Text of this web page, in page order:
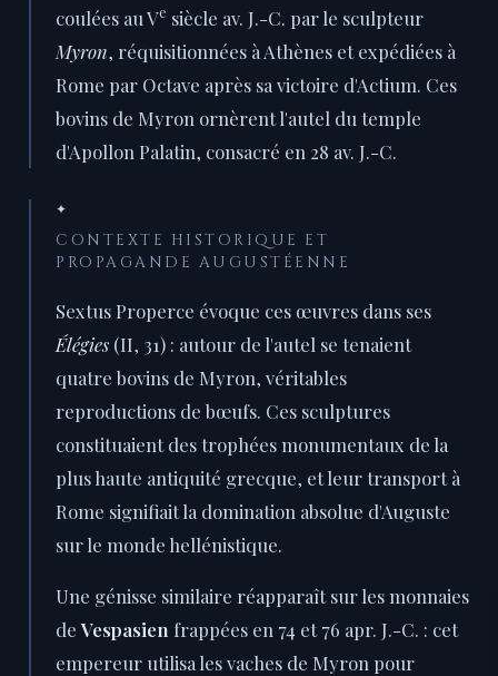
coulées au Ve siècle av. J.-C. par le sculpteur
Myron, réquisitionnées à Athènes et expédiées à
Rome par Octave après sa victoire d'Actium. Ces
bovins de Myron ornèrent l'autel du temple
d'Apollon Palatin, consacré en 28 av. J.-C.
✦
CONTEXTE HISTORIQUE ET
PROPAGANDE AUGUSTÉENNE
Sextus Properce évoque ces œuvres dans ses
Élégies (II, 31) : autour de l'autel se tenaient
quatre bovins de Myron, véritables
reproductions de bœufs. Ces sculptures
constituaient des trophées monumentaux de la
plus haute antiquité grecque, et leur transport à
Rome signifiait la domination absolue d'Auguste
sur le monde hellénistique.
Une génisse similaire réapparaît sur les monnaies
deVespasien frappées en 74 et 76 apr. J.-C. : cet
empereur utilisa les vaches de Myron pour